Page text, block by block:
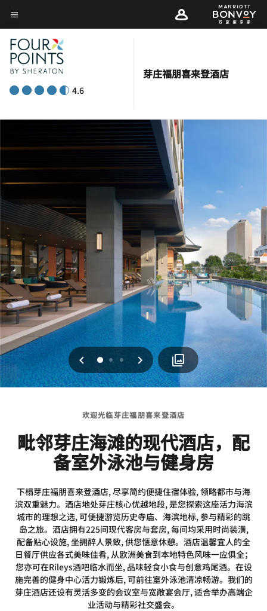
Skip
to
main
content
菜单文本
4.6
芽庄福朋喜来登酒店
上一页
0 1 2 下一页
欢迎光临芽庄福朋喜来登酒店
毗邻芽庄海滩的现代酒店，配
备室外泳池与健身房
下榻芽庄福朋喜来登酒店, 尽享简约便捷住宿体验, 领略都市与海
滨双重魅力。酒店地处芽庄核心优越地段, 是您探索这座活力海滨
城市的理想之选, 可便捷游览历史寺庙、海滨地标, 参与精彩的跳
岛之旅。酒店拥有225间现代客房与套房, 每间均采用时尚装潢,
配备贴心设施, 坐拥醉人景致, 供您惬意休憩。酒店温馨宜人的全
日餐厅供应各式美味佳肴, 从欧洲美食到本地特色风味一应俱全；
您亦可在Rileys酒吧临水而坐, 品味轻食小食与创意鸡尾酒。在设
施完善的健身中心活力锻炼后, 可前往室外泳池清凉畅游。我们的
芽庄酒店还设有灵活多变的会议室与宽敞宴会厅, 适合举办高端企
业活动与精彩社交盛会。